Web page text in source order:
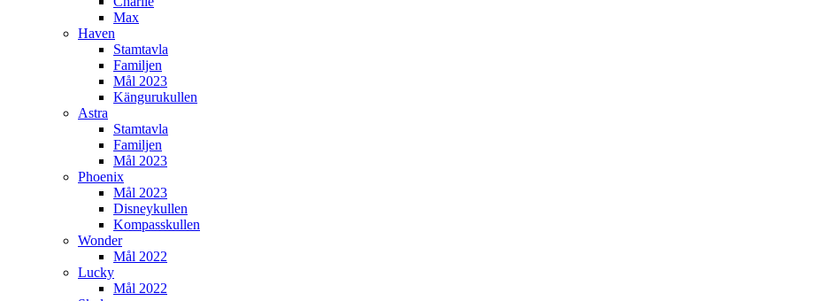
Max
Haven
Stamtavla
Familjen
Mål 2023
Kängurukullen
Astra
Stamtavla
Familjen
Mål 2023
Phoenix
Mål 2023
Disneykullen
Kompasskullen
Wonder
Mål 2022
Lucky
Mål 2022